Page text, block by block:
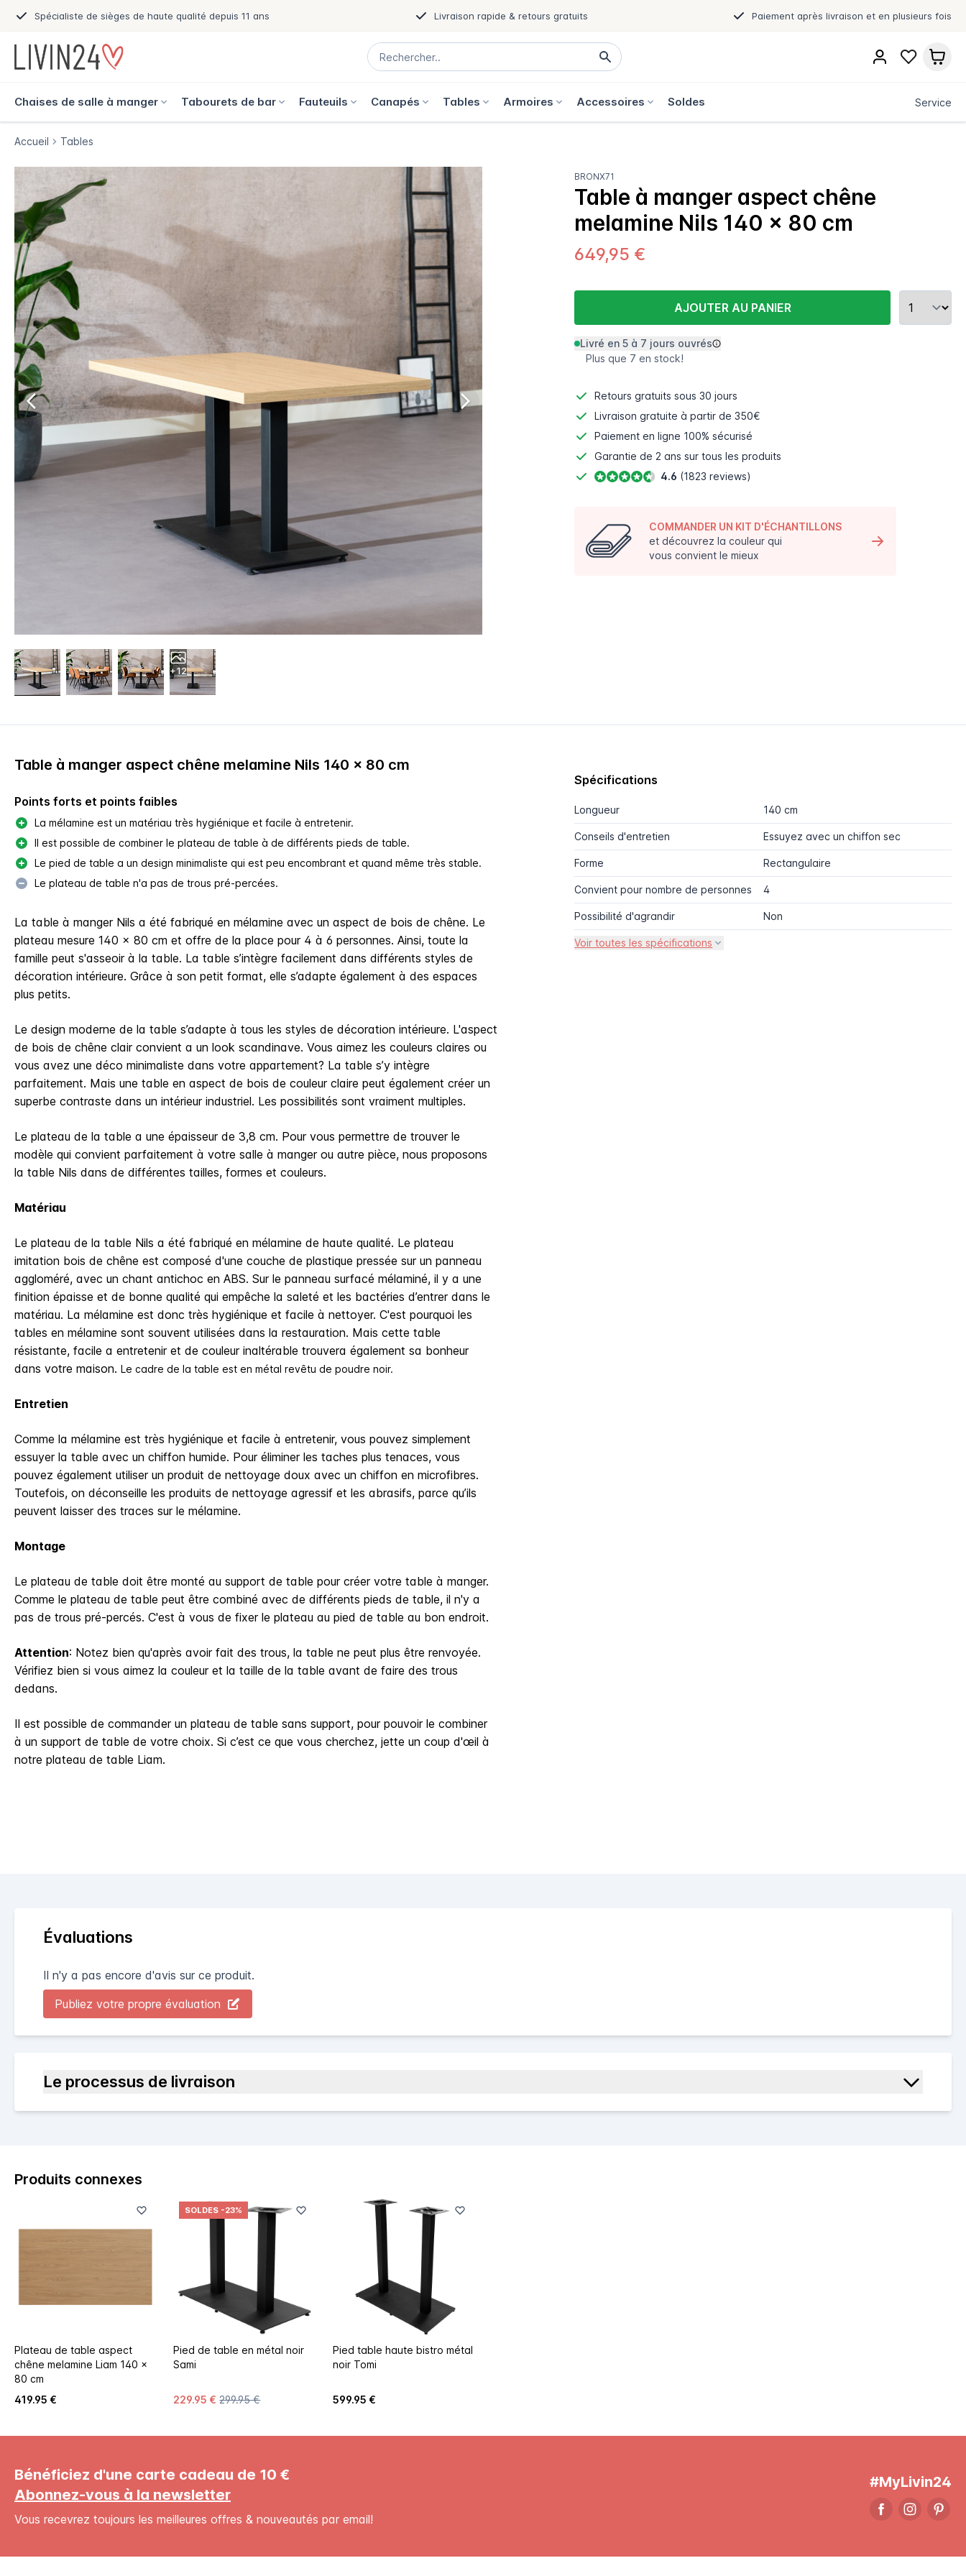
Spécialiste de sièges de haute qualité depuis 11 ans Livraison rapide & retours gratuits Paiement après livraison et en plusieurs fois
Chaises de salle à manger Tabourets de bar Fauteuils Canapés Tables Armoires Accessoires Soldes Service
Accueil Tables
+12
BRONX71
Table à manger aspect chêne
melamine Nils 140 x 80 cm
649,95 €
AJOUTER AU PANIER
Livré en 5 à 7 jours ouvrés
Plus que 7 en stock!
Retours gratuits sous 30 jours
Livraison gratuite à partir de 350€
Paiement en ligne 100% sécurisé
Garantie de 2 ans sur tous les produits
4.6 (1823 reviews)
COMMANDER UN KIT D'ÉCHANTILLONS
et découvrez la couleur qui
vous convient le mieux
Table à manger aspect chêne melamine Nils 140 x 80 cm
Points forts et points faibles
La mélamine est un matériau très hygiénique et facile à entretenir.
Il est possible de combiner le plateau de table à de différents pieds de table.
Le pied de table a un design minimaliste qui est peu encombrant et quand même très stable.
Le plateau de table n'a pas de trous pré-percées.
La table à manger Nils a été fabriqué en mélamine avec un aspect de bois de chêne. Le
plateau mesure 140 x 80 cm et offre de la place pour 4 à 6 personnes. Ainsi, toute la
famille peut s'asseoir à la table. La table s’intègre facilement dans différents styles de
décoration intérieure. Grâce à son petit format, elle s’adapte également à des espaces
plus petits.
Le design moderne de la table s’adapte à tous les styles de décoration intérieure. L'aspect
de bois de chêne clair convient a un look scandinave. Vous aimez les couleurs claires ou
vous avez une déco minimaliste dans votre appartement? La table s’y intègre
parfaitement. Mais une table en aspect de bois de couleur claire peut également créer un
superbe contraste dans un intérieur industriel. Les possibilités sont vraiment multiples.
Le plateau de la table a une épaisseur de 3,8 cm. Pour vous permettre de trouver le
modèle qui convient parfaitement à votre salle à manger ou autre pièce, nous proposons
la table Nils dans de différentes tailles, formes et couleurs.
Matériau
Le plateau de la table Nils a été fabriqué en mélamine de haute qualité. Le plateau
imitation bois de chêne est composé d'une couche de plastique pressée sur un panneau
aggloméré, avec un chant antichoc en ABS. Sur le panneau surfacé mélaminé, il y a une
finition épaisse et de bonne qualité qui empêche la saleté et les bactéries d’entrer dans le
matériau. La mélamine est donc très hygiénique et facile à nettoyer. C'est pourquoi les
tables en mélamine sont souvent utilisées dans la restauration. Mais cette table
résistante, facile a entretenir et de couleur inaltérable trouvera également sa bonheur
dans votre maison. Le cadre de la table est en métal revêtu de poudre noir.
Entretien
Comme la mélamine est très hygiénique et facile à entretenir, vous pouvez simplement
essuyer la table avec un chiffon humide. Pour éliminer les taches plus tenaces, vous
pouvez également utiliser un produit de nettoyage doux avec un chiffon en microfibres.
Toutefois, on déconseille les produits de nettoyage agressif et les abrasifs, parce qu’ils
peuvent laisser des traces sur le mélamine.
Montage
Le plateau de table doit être monté au support de table pour créer votre table à manger.
Comme le plateau de table peut être combiné avec de différents pieds de table, il n'y a
pas de trous pré-percés. C'est à vous de fixer le plateau au pied de table au bon endroit.
Attention: Notez bien qu'après avoir fait des trous, la table ne peut plus être renvoyée.
Vérifiez bien si vous aimez la couleur et la taille de la table avant de faire des trous
dedans.
Il est possible de commander un plateau de table sans support, pour pouvoir le combiner
à un support de table de votre choix. Si c’est ce que vous cherchez, jette un coup d'œil à
notre plateau de table Liam.
Spécifications
Longueur 140 cm
Conseils d'entretien Essuyez avec un chiffon sec
Forme Rectangulaire
Convient pour nombre de personnes 4
Possibilité d'agrandir Non
Voir toutes les spécifications
Évaluations
Il n'y a pas encore d'avis sur ce produit.
Publiez votre propre évaluation
Le processus de livraison
Produits connexes
Plateau de table aspect
chêne melamine Liam 140 x
80 cm
419.95 €
SOLDES -23%
Pied de table en métal noir
Sami
229.95 € 299.95 €
Pied table haute bistro métal
noir Tomi
599.95 €
Bénéficiez d'une carte cadeau de 10 €
Abonnez-vous à la newsletter
Vous recevrez toujours les meilleures offres & nouveautés par email!
#MyLivin24